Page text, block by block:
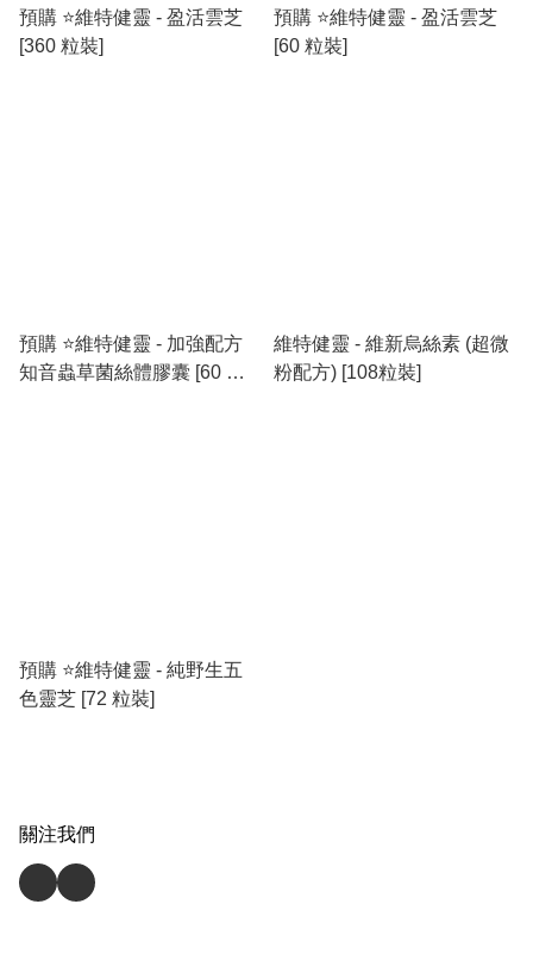
預購 ⭐️維特健靈 - 盈活雲芝
[360 粒裝]
預購 ⭐️維特健靈 - 盈活雲芝
[60 粒裝]
預購 ⭐️維特健靈 - 加強配方
知音蟲草菌絲體膠囊 [60 粒
維特健靈 - 維新烏絲素 (超微
粉配方) [108粒裝]
預購 ⭐️維特健靈 - 純野生五
色靈芝 [72 粒裝]
關注我們